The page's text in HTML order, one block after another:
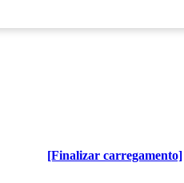
[Finalizar carregamento]